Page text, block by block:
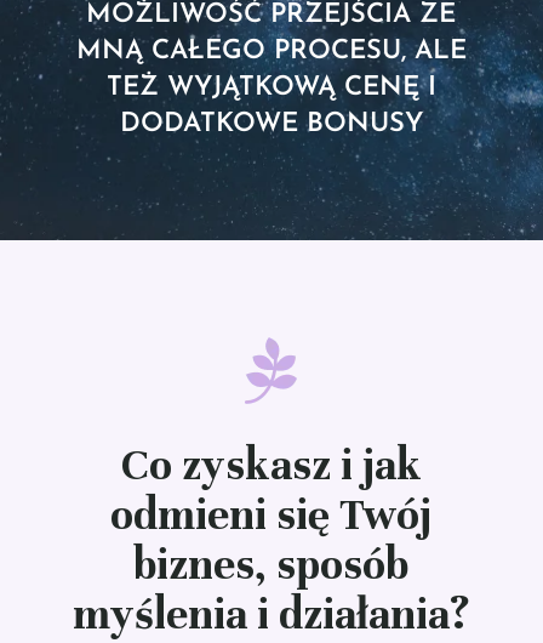
MOŻLIWOŚĆ PRZEJŚCIA ZE
MNĄ CAŁEGO PROCESU, ALE
TEŻ WYJĄTKOWĄ CENĘ I
DODATKOWE BONUSY
Co zyskasz i jak
odmieni się Twój
biznes, sposób
myślenia i działania?